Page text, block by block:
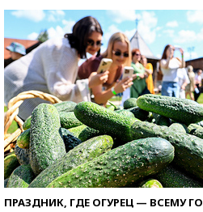
ПРАЗДНИК, ГДЕ ОГУРЕЦ — ВСЕМУ